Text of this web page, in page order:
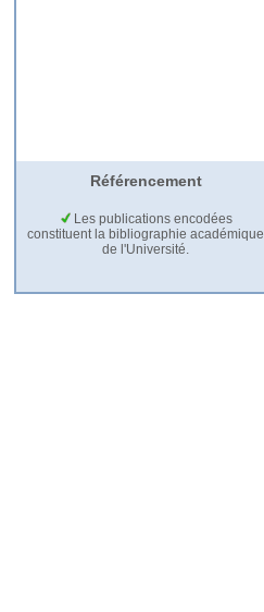
Référencement
Les publications encodées
constituent la bibliographie académique
de l'Université.